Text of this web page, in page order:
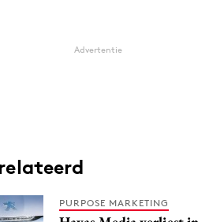
Advertentie
PURPOSE MARKETING